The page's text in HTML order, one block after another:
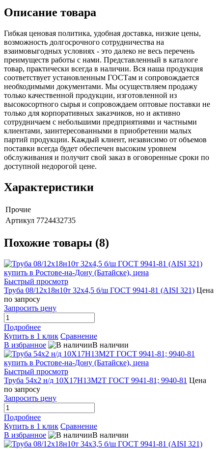
Описание товара
Гибкая ценовая политика, удобная доставка, низкие цены,
возможность долгосрочного сотрудничества на
взаимовыгодных условиях - это далеко не весь перечень
преимуществ работы с нами. Представленный в каталоге
товар, практически всегда в наличии. Вся наша продукция
соответствует установленным ГОСТам и сопровождается
необходимыми документами. Мы осуществляем продажу
только качественной продукции, изготовленной из
высокосортного сырья и сопровождаем оптовые поставки не
только для корпоративных заказчиков, но и активно
сотрудничаем с небольшими предприятиями и частными
клиентами, заинтересованными в приобретении малых
партий продукции. Каждый клиент, независимо от объемов
поставки всегда будет обеспечен высоким уровнем
обслуживания и получит свой заказ в оговоренные сроки по
доступной недорогой цене.
Характеристики
Прочие
Артикул 7724432735
Похожие товары (8)
Быстрый просмотр
Труба 08/12х18н10т 32х4,5 б/ш ГОСТ 9941-81 (AISI 321) Цена
по запросу
Запросить цену
Подробнее
Купить в 1 клик Сравнение
В избранное
В наличии
Быстрый просмотр
Труба 54х2 н/д 10Х17Н13М2Т ГОСТ 9941-81; 9940-81 Цена
по запросу
Запросить цену
Подробнее
Купить в 1 клик Сравнение
В избранное
В наличии